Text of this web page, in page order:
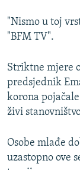
TRI DECENIJE OD
NASTANAK I
"Nismo u toj
"BFM TV".
Striktne mjere
predsjednik
korona
živi
Osobe mlađe
uzastopno ove